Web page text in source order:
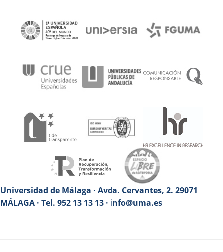
Universidad de Málaga · Avda. Cervantes, 2. 29071
MÁLAGA · Tel. 952 13 13 13 · info@uma.es